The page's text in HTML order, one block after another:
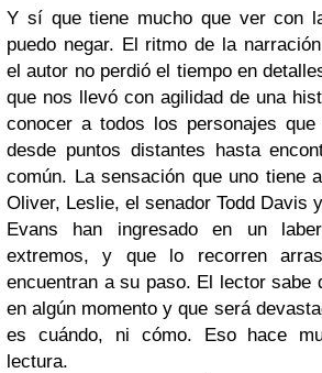
Y sí que tiene mucho que ver con
puedo negar. El ritmo de la
el autor no perdió el tiempo en
que nos llevó con agilidad de una
conocer a todos los personajes que
desde puntos distantes hasta
común. La sensación que uno tiene
Oliver, Leslie, el senador Todd Davis
Evans han ingresado en un
extremos, y que lo recorren
encuentran a su paso. El lector sabe
en algún momento y que será
es cuándo, ni cómo. Eso hace
lectura.